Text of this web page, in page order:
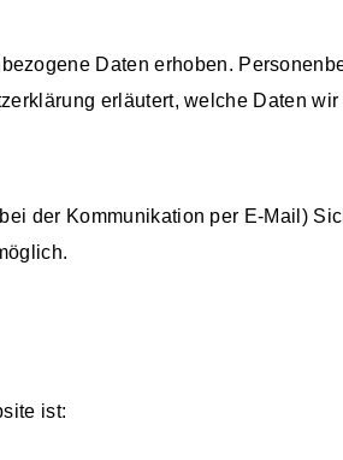
Daten erhoben.
erläutert, welche Daten
der Kommunikation per E-Mail)
ist: